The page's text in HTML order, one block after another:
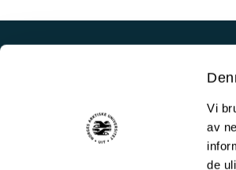
Vi
av
de
Driftsmeldinger
Personvern ved UiT